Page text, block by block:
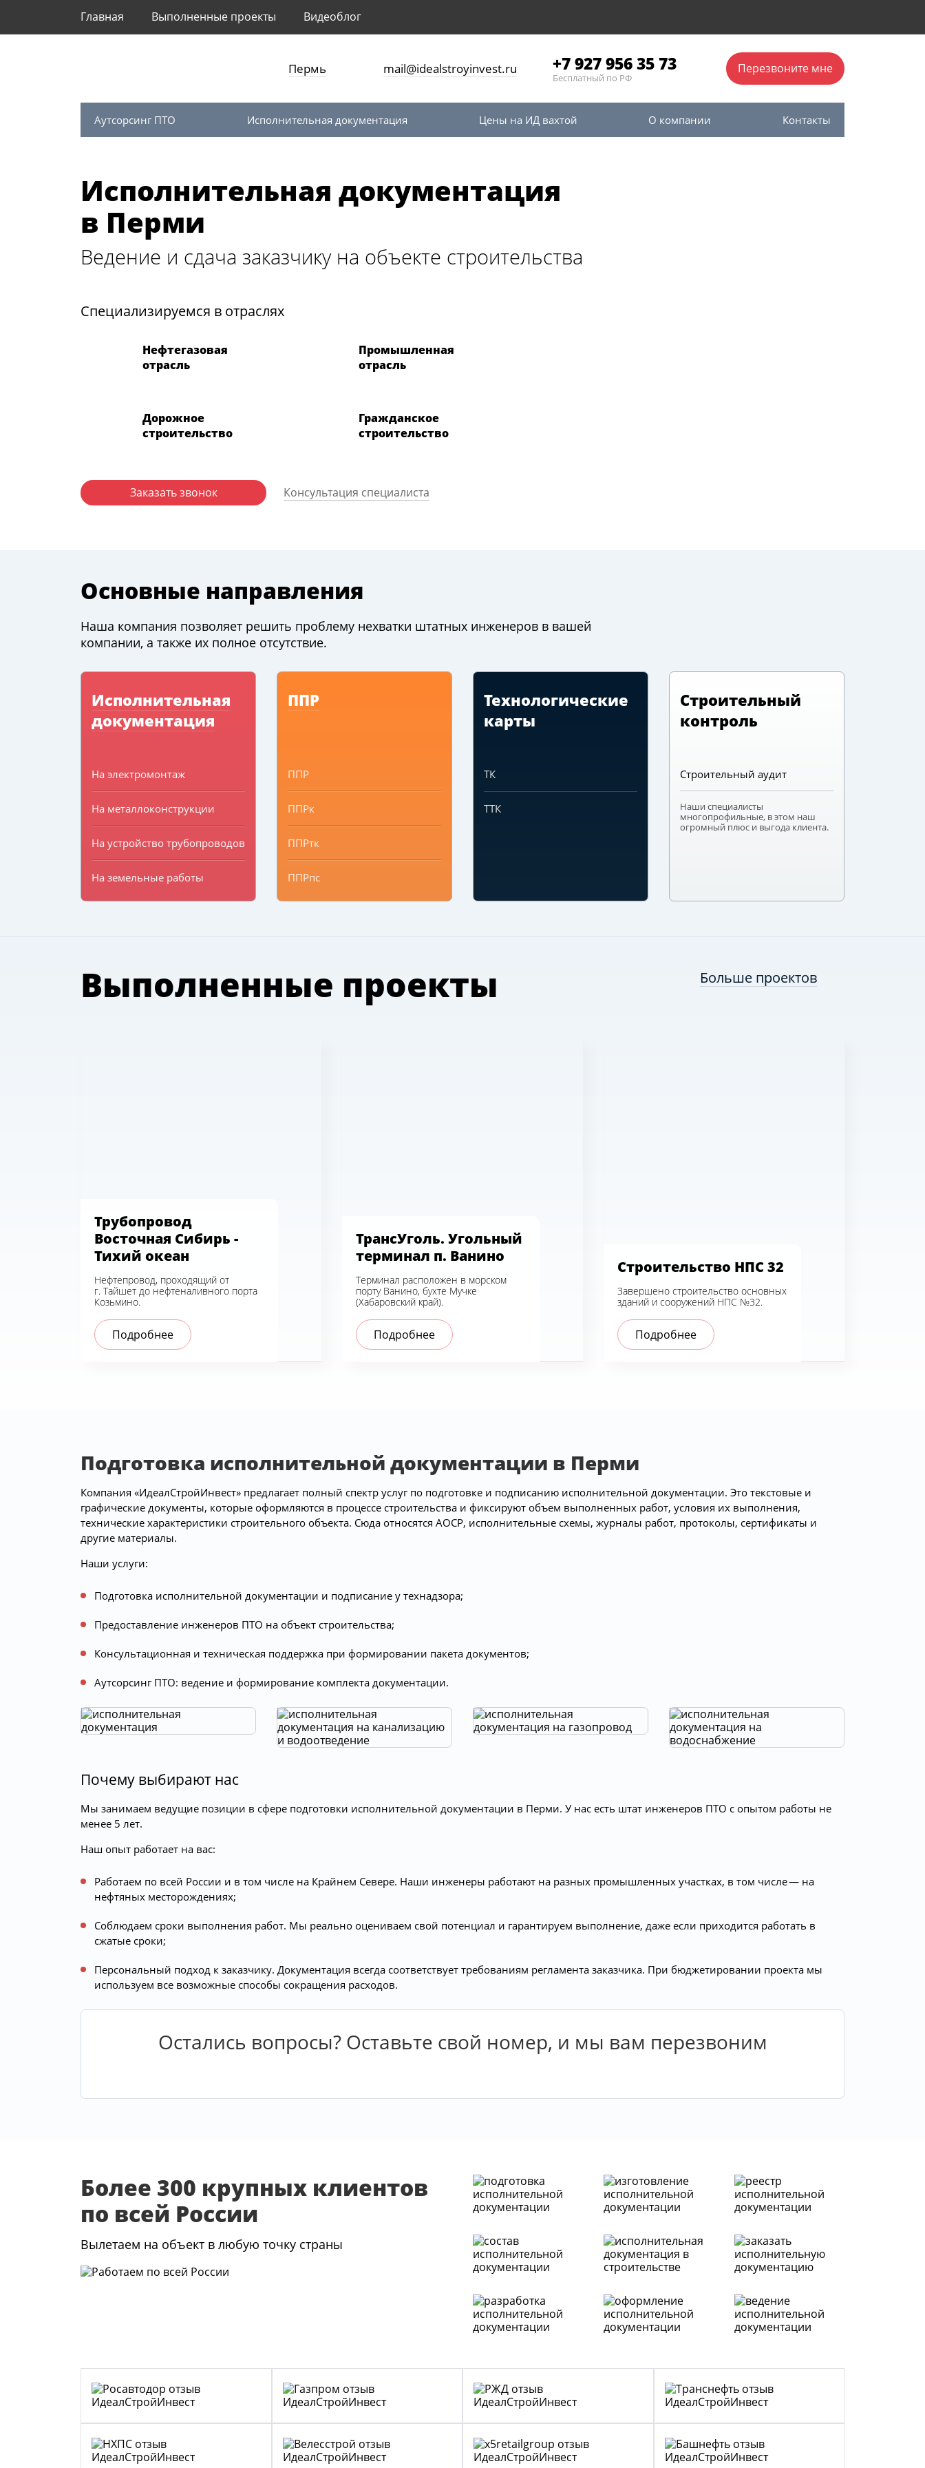
Главная Выполненные проекты Видеоблог
Пермь mail@idealstroyinvest.ru +7 927 956 35 73
Бесплатный по РФ
Перезвоните мне
Аутсорсинг ПТО Исполнительная документация Цены на ИД вахтой О компании Контакты
Исполнительная документация
в Перми
Ведение и сдача заказчику на объекте строительства
Специализируемся в отраслях
Нефтегазовая
отрасль
Промышленная
отрасль
Дорожное
строительство
Гражданское
строительство
Заказать звонок Консультация специалиста
Основные направления
Наша компания позволяет решить проблему нехватки штатных инженеров в вашей
компании, а также их полное отсутствие.
Исполнительная
документация
На электромонтаж
На металлоконструкции
На устройство трубопроводов
На земельные работы
ППР
ППР
ППРк
ППРтк
ППРпс
Технологические
карты
ТК
ТТК
Строительный
контроль
Строительный аудит
Наши специалисты
многопрофильные, в этом наш
огромный плюс и выгода клиента.
Выполненные проекты Больше проектов
Трубопровод
Восточная Сибирь -
Тихий океан
Нефтепровод, проходящий от
г. Тайшет до нефтеналивного порта
Козьмино.
Подробнее
ТрансУголь. Угольный
терминал п. Ванино
Терминал расположен в морском
порту Ванино, бухте Мучке
(Хабаровский край).
Подробнее
Строительство НПС 32
Завершено строительство основных
зданий и сооружений НПС №32.
Подробнее
Подготовка исполнительной документации в Перми
Компания «ИдеалСтройИнвест» предлагает полный спектр услуг по подготовке и подписанию исполнительной документации. Это текстовые и
графические документы, которые оформляются в процессе строительства и фиксируют объем выполненных работ, условия их выполнения,
технические характеристики строительного объекта. Сюда относятся АОСР, исполнительные схемы, журналы работ, протоколы, сертификаты и
другие материалы.
Наши услуги:
Подготовка исполнительной документации и подписание у технадзора;
Предоставление инженеров ПТО на объект строительства;
Консультационная и техническая поддержка при формировании пакета документов;
Аутсорсинг ПТО: ведение и формирование комплекта документации.
Почему выбирают нас
Мы занимаем ведущие позиции в сфере подготовки исполнительной документации в Перми. У нас есть штат инженеров ПТО с опытом работы не
менее 5 лет.
Наш опыт работает на вас:
Работаем по всей России и в том числе на Крайнем Севере. Наши инженеры работают на разных промышленных участках, в том числе — на
нефтяных месторождениях;
Соблюдаем сроки выполнения работ. Мы реально оцениваем свой потенциал и гарантируем выполнение, даже если приходится работать в
сжатые сроки;
Персональный подход к заказчику. Документация всегда соответствует требованиям регламента заказчика. При бюджетировании проекта мы
используем все возможные способы сокращения расходов.
Остались вопросы? Оставьте свой номер, и мы вам перезвоним
Более 300 крупных клиентов
по всей России
Вылетаем на объект в любую точку страны